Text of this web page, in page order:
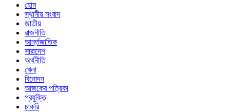
হোম
স্থানীয় সংবাদ
জাতীয়
রাজনীতি
আর্ন্তজাতিক
সারাদেশ
অর্থনীতি
খেলা
বিনোদন
আজকের পত্রিকা
প্রযুক্তি
চাকরি